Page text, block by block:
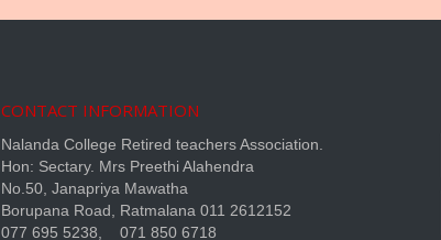
CONTACT INFORMATION
Nalanda College Retired teachers Association.
Hon: Sectary. Mrs Preethi Alahendra
No.50, Janapriya Mawatha
Borupana Road, Ratmalana 011 2612152
077 695 5238, 071 850 6718